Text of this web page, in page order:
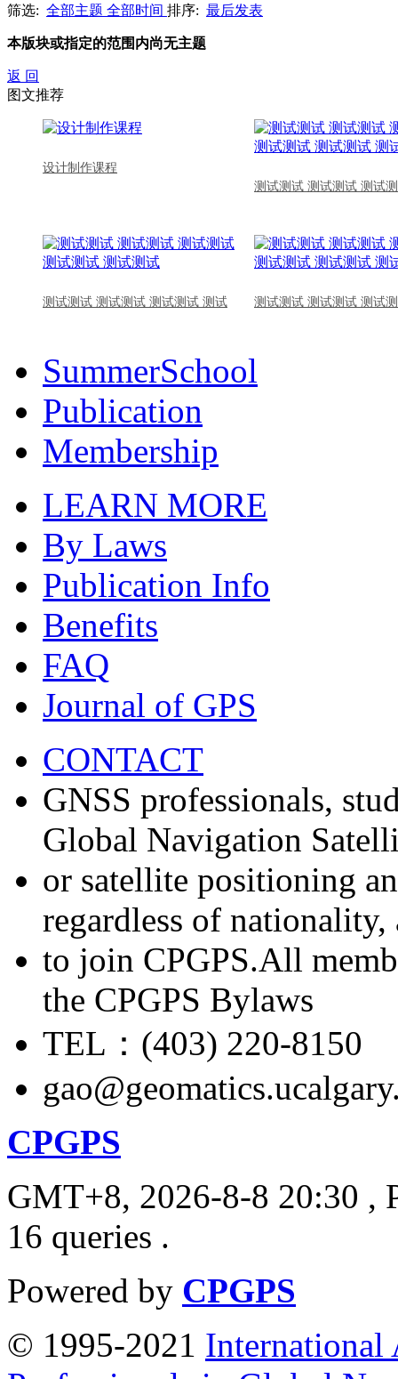
筛选: 全部主题 全部时间 排序: 最后发表
本版块或指定的范围内尚无主题
返 回
图文推荐
设计制作课程
测试测试 测试测试 测试
测试测试 测试测试 测试测试 测试 测试测试 测试测试 测试
SummerSchool
Publication
Membership
LEARN MORE
By Laws
Publication Info
Benefits
FAQ
Journal of GPS
CONTACT
GNSS professionals,
Global Navigation
or satellite positioning
regardless of nationality,
to join CPGPS.All
the CPGPS Bylaws
TEL：(403) 220-8150
CPGPS
GMT+8, 2026-8-8 20:30 ,
16 queries .
Powered by CPGPS
© 1995-2021 International